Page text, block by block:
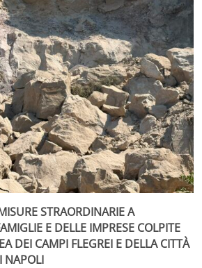
STRAORDINARIE A
E DELLE IMPRESE COLPITE
DEI CAMPI FLEGREI E DELLA CITTÀ
NAPOLI